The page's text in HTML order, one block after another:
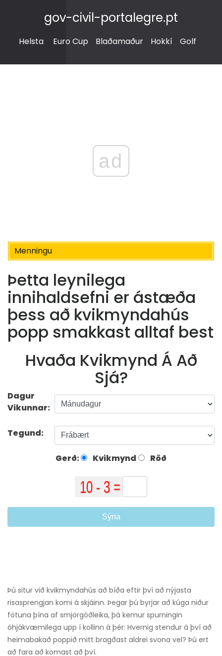
gov-civil-portalegre.pt
Helsta Euro Cup Blaðamaður Hokkí Golf
ad
Menningu
Þetta leynilega
innihaldsefni er ástæða
þess að kvikmyndahús
popp smakkast alltaf best
Hvaða Kvikmynd Á Að
Sjá?
Dagur
Vikunnar:
Tegund:
Gerð: Kvikmynd Röð
Sýna
Þú situr við kvikmyndahús að bíða eftir því að nýjasta
risasprengjan komi á skjáinn. Þegar þú byrjar að kúga niður
fötuna þína af smjörgóðleika, þá kemur spurningin
óhjákvæmilega upp í kollinn á þér: Hvernig stendur á því að
heimabakað poppið mitt bragðast aldrei svona vel? Þú ert
að fara að komast að því.